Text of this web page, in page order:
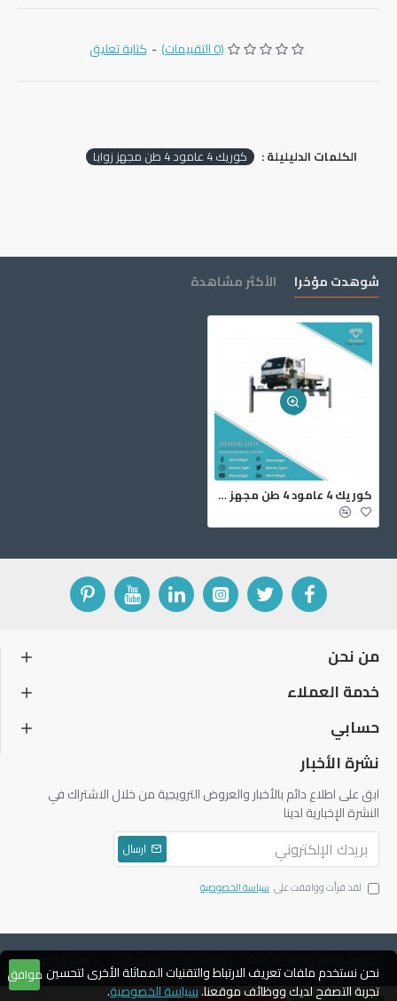
(0 التقييمات) - كتابة تعليق
الكلمات الدليليلة : ‏كوريك ‎4‏ عامود ‎4‏ طن مجهز زوايا
شوهدت مؤخرا الأكثر مشاهدة
‏كوريك ‎4‏ عامود ‎4‏ طن مجهز زوايا
من نحن
خدمة العملاء
حسابي
نشرة الأخبار
ابق على اطلاع دائم بالأخبار والعروض الترويجية من خلال الاشتراك في
النشرة الإخبارية لدينا
ارسال
لقد قرأت ووافقت على سياسة الخصوصية
حقوق الطبع والنشر © 2004 ، دياموند للتجارة والتوكيلات ، جميع الحقوق
محفوظة
موافق نحن نستخدم ملفات تعريف الارتباط والتقنيات المماثلة الأخرى لتحسين
تجربة التصفح لديك ووظائف موقعنا.سياسة الخصوصية.